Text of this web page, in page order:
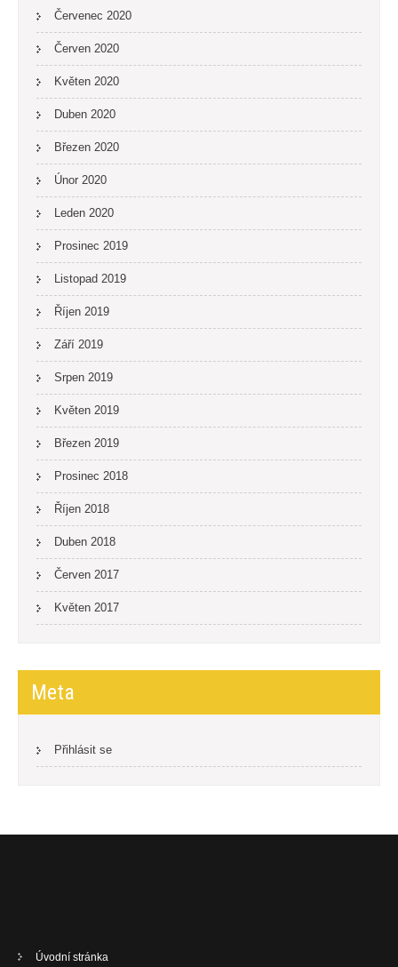
Červenec 2020
Červen 2020
Květen 2020
Duben 2020
Březen 2020
Únor 2020
Leden 2020
Prosinec 2019
Listopad 2019
Říjen 2019
Září 2019
Srpen 2019
Květen 2019
Březen 2019
Prosinec 2018
Říjen 2018
Duben 2018
Červen 2017
Květen 2017
Meta
Přihlásit se
Úvodní stránka